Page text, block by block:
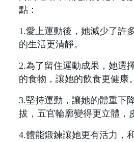
點：
1.愛上運動後，她減少了許
的生活更清靜。
2.為了留住運動成果，她選
的食物，讓她的飲食更健康。
3.堅持運動，讓她的體重下
拔，五官輪廓變得更立體，
4.體能鍛鍊讓她更有活力，